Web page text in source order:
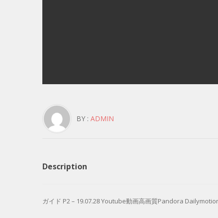
BY : ADMIN
Description
ガイド P2 – 19.07.28 Youtube動画高画質Pandora